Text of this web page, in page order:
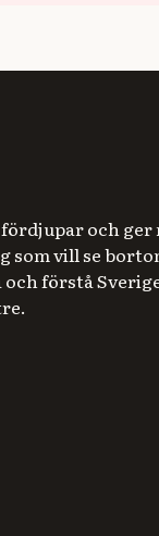
och ger
som vill se
förstå